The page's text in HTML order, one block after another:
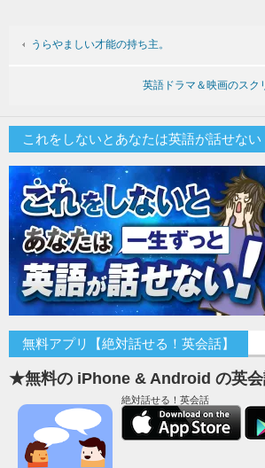
うらやましい才能の持ち主。
英語ドラマ＆映画のスク
これをしないとあなたは英語が話せない
無料アプリ【絶対話せる！英会話】
★無料の iPhone & Android の英会
絶対話せる！英会話